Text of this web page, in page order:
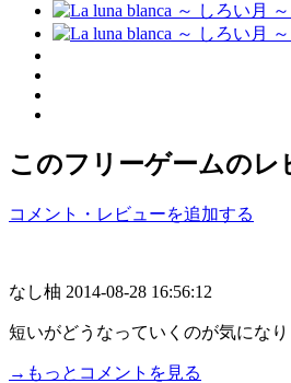
このフリーゲームのレ
コメント・レビューを追加する
なし柚 2014-08-28 16:56:12
短いがどうなっていくのが気になり
→もっとコメントを見る